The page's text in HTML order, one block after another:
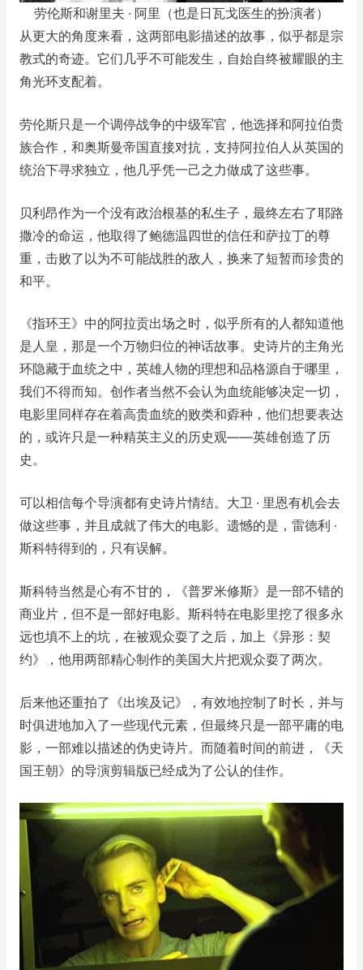
劳伦斯和谢里夫 · 阿里（也是日瓦戈医生的扮演者）
从更大的角度来看，这两部电影描述的故事，似乎都是宗
教式的奇迹。它们几乎不可能发生，自始自终被耀眼的主
角光环支配着。
劳伦斯只是一个调停战争的中级军官，他选择和阿拉伯贵
族合作，和奥斯曼帝国直接对抗，支持阿拉伯人从英国的
统治下寻求独立，他几乎凭一己之力做成了这些事。
贝利昂作为一个没有政治根基的私生子，最终左右了耶路
撒冷的命运，他取得了鲍德温四世的信任和萨拉丁的尊
重，击败了以为不可能战胜的敌人，换来了短暂而珍贵的
和平。
《指环王》中的阿拉贡出场之时，似乎所有的人都知道他
是人皇，那是一个万物归位的神话故事。史诗片的主角光
环隐藏于血统之中，英雄人物的理想和品格源自于哪里，
我们不得而知。创作者当然不会认为血统能够决定一切，
电影里同样存在着高贵血统的败类和孬种，他们想要表达
的，或许只是一种精英主义的历史观——英雄创造了历
史。
可以相信每个导演都有史诗片情结。大卫 · 里恩有机会去
做这些事，并且成就了伟大的电影。遗憾的是，雷德利 ·
斯科特得到的，只有误解。
斯科特当然是心有不甘的，《普罗米修斯》是一部不错的
商业片，但不是一部好电影。斯科特在电影里挖了很多永
远也填不上的坑，在被观众耍了之后，加上《异形：契
约》，他用两部精心制作的美国大片把观众耍了两次。
后来他还重拍了《出埃及记》，有效地控制了时长，并与
时俱进地加入了一些现代元素，但最终只是一部平庸的电
影，一部难以描述的伪史诗片。而随着时间的前进，《天
国王朝》的导演剪辑版已经成为了公认的佳作。